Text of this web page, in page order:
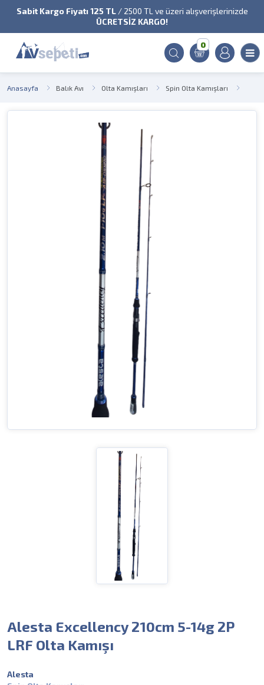
Sabit Kargo Fiyatı 125 TL/ 2500 TL ve üzeri alışverişlerinizde
ÜCRETSİZ KARGO!
0
Anasayfa Balık Avı Olta Kamışları Spin Olta Kamışları
Alesta Excellency 210cm 5-14g 2P
LRF Olta Kamışı
Alesta